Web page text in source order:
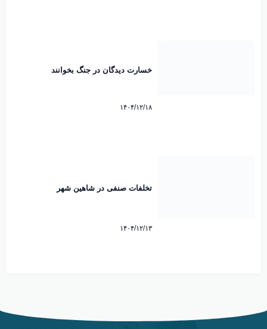
خسارت دیدگان در جنگ بخوانند
۱۴۰۴/۱۲/۱۸
تخلفات صنفی در شاهین شهر
۱۴۰۴/۱۲/۱۳